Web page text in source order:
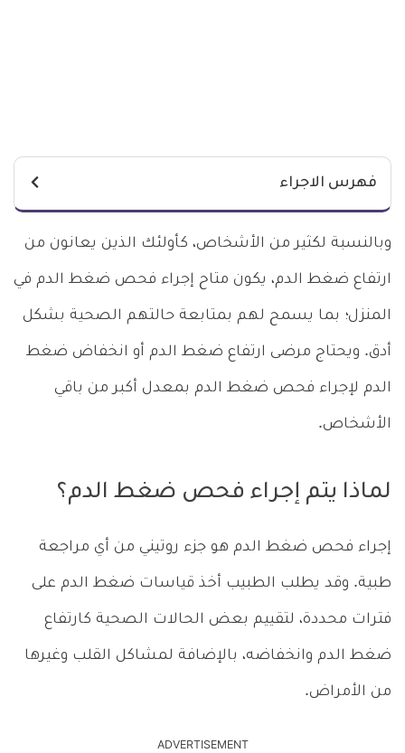
فهرس الاجراء
وبالنسبة لكثير من الأشخاص، كأولئك الذين يعانون من
ارتفاع ضغط الدم، يكون متاح إجراء فحص ضغط الدم في
المنزل؛ بما يسمح لهم بمتابعة حالتهم الصحية بشكل
أدق. ويحتاج مرضى ارتفاع ضغط الدم أو انخفاض ضغط
الدم لإجراء فحص ضغط الدم بمعدل أكبر من باقي
الأشخاص.
لماذا يتم إجراء فحص ضغط الدم؟
إجراء فحص ضغط الدم هو جزء روتيني من أي مراجعة
طبية. وقد يطلب الطبيب أخذ قياسات ضغط الدم على
فترات محددة، لتقييم بعض الحالات الصحية كارتفاع
ضغط الدم وانخفاضه، بالإضافة لمشاكل القلب وغيرها
من الأمراض.
ADVERTISEMENT